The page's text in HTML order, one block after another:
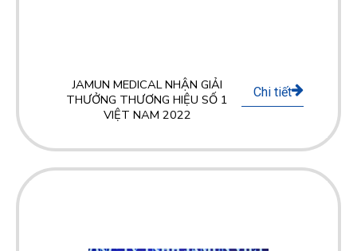
JAMUN MEDICAL NHẬN GIẢI
THƯỞNG THƯƠNG HIỆU SỐ 1
VIỆT NAM 2022
Chi tiết